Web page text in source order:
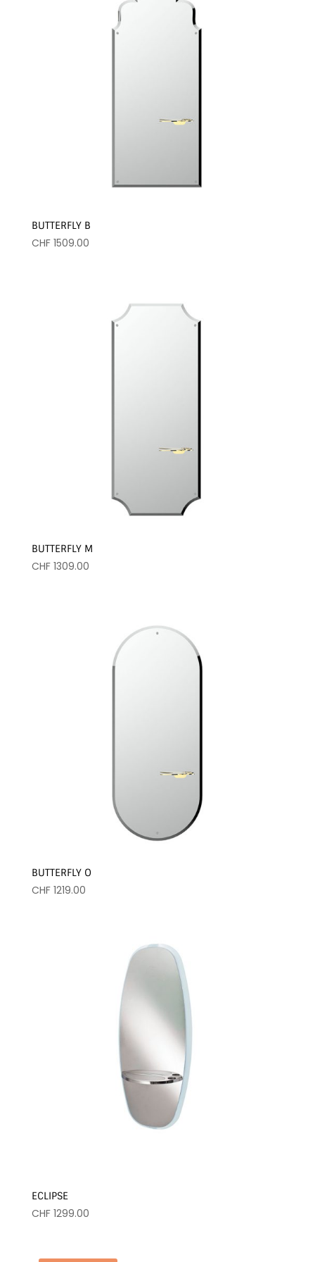
BUTTERFLY B
CHF1509.00
BUTTERFLY M
CHF1309.00
BUTTERFLY O
CHF1219.00
ECLIPSE
CHF1299.00